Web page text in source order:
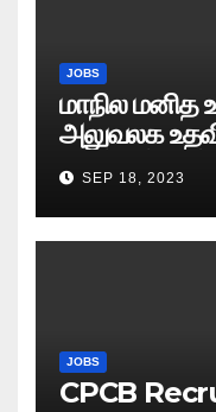
JOBS
மாநில
அலுவலக
எழுத்துத்
SEP 18, 2023
JOBS
CPCB